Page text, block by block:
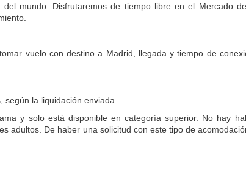
mundo. Disfrutaremos de tiempo libre en el Mercado
vuelo con destino a Madrid, llegada y tiempo de
la liquidación enviada.
y solo está disponible en categoría superior. No hay
adultos. De haber una solicitud con este tipo de